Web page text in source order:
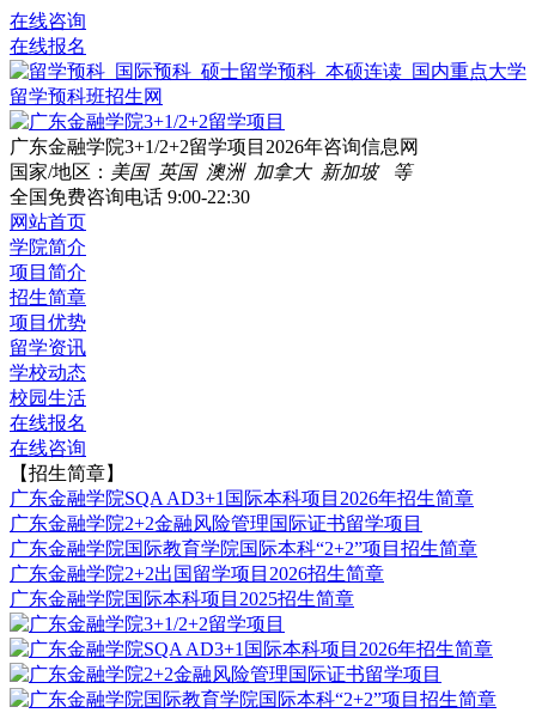
在线咨询
在线报名
广东金融学院3+1/2+2留学项目2026年咨询信息网
国家/地区： 美国 英国 澳洲 加拿大 新加坡 等
全国免费咨询电话 9:00-22:30
网站首页
学院简介
项目简介
招生简章
项目优势
留学资讯
学校动态
校园生活
在线报名
在线咨询
【招生简章】
广东金融学院SQA AD3+1国际本科项目2026年招生简章
广东金融学院2+2金融风险管理国际证书留学项目
广东金融学院国际教育学院国际本科“2+2”项目招生简章
广东金融学院2+2出国留学项目2026招生简章
广东金融学院国际本科项目2025招生简章